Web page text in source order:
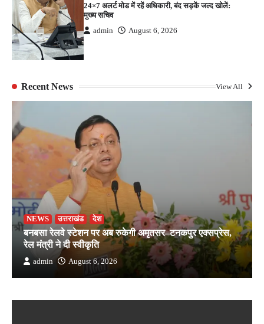
24×7 अलर्ट मोड में रहें अधिकारी, बंद सड़कें जल्द खोलें:
मुख्य सचिव
admin August 6, 2026
Recent News View All
NEWS उत्तराखंड देश
बनबसा रेलवे स्टेशन पर अब रुकेगी अमृतसर–टनकपुर एक्सप्रेस,
रेल मंत्री ने दी स्वीकृति
admin August 6, 2026